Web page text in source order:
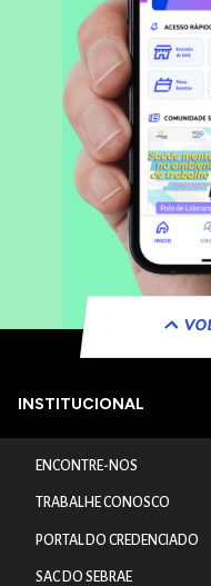
INSTITUCIONAL
ENCONTRE-NOS
TRABALHE CONOSCO
PORTAL DO CREDENCIADO
SAC DO SEBRAE